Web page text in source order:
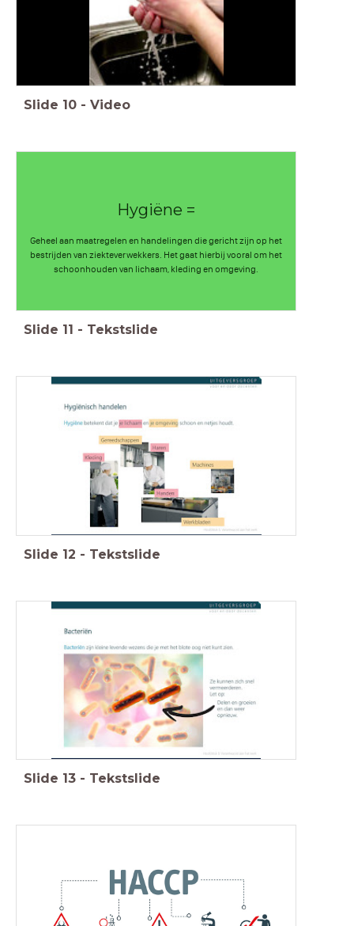
Slide 10 - Video
Hygiëne =
Geheel aan maatregelen en handelingen die gericht zijn op het
bestrijden van ziekteverwekkers. Het gaat hierbij vooral om het
schoonhouden van lichaam, kleding en omgeving.
Slide 11 - Tekstslide
Slide 12 - Tekstslide
Slide 13 - Tekstslide